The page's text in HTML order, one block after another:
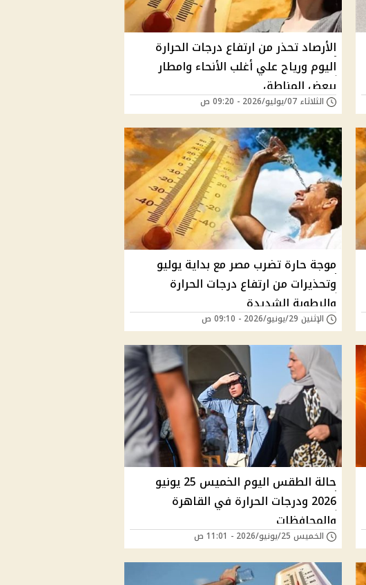
الأرصاد تحذر من ارتفاع درجات الحرارة
اليوم ورياح علي أغلب الأنحاء وامطار
ببعض المناطق
الثلاثاء 07/يوليو/2026 - 09:20 ص
موجة حارة تضرب مصر مع بداية يوليو
وتحذيرات من ارتفاع درجات الحرارة
والرطوبة الشديدة
الإثنين 29/يونيو/2026 - 09:10 ص
حالة الطقس اليوم الخميس 25 يونيو
2026 ودرجات الحرارة في القاهرة
والمحافظات
الخميس 25/يونيو/2026 - 11:01 ص